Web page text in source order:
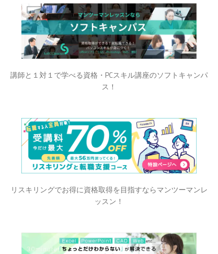
講師と１対１で学べる資格・PCスキル講座のソフトキャンパ
ス！
リスキリングでお得に資格取得を目指すならマンツーマンレ
ッスン！